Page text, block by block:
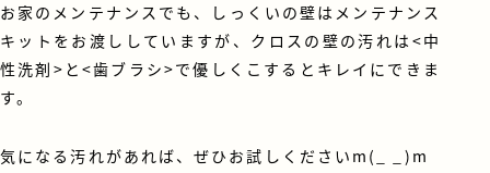
お家のメンテナンスでも、しっくいの壁はメンテナンス
キットをお渡ししていますが、クロスの壁の汚れは<中
性洗剤>と<歯ブラシ>で優しくこするとキレイにできま
す。
気になる汚れがあれば、ぜひお試しくださいm(_ _)m